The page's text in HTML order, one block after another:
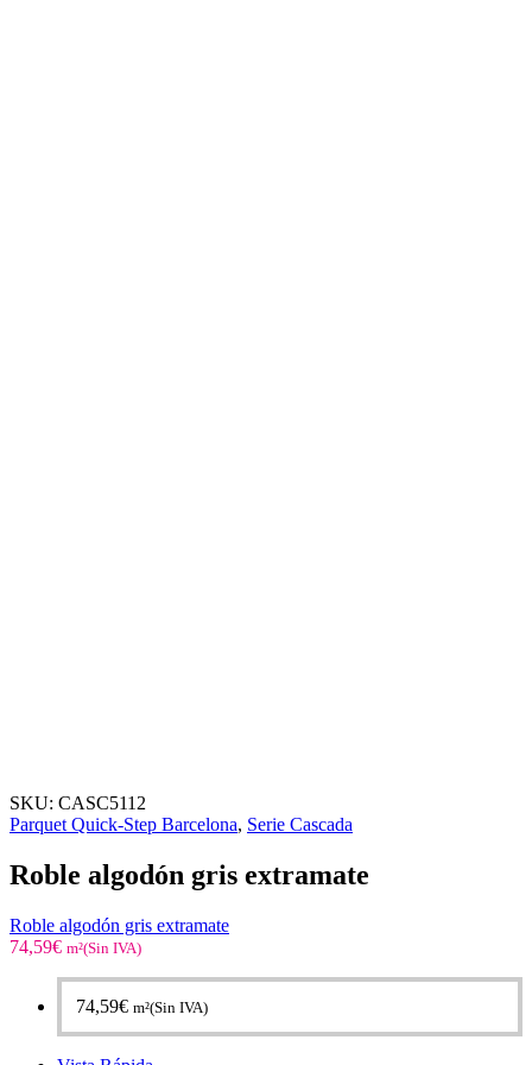
SKU: CASC5112
Parquet Quick-Step Barcelona, Serie Cascada
Roble algodón gris extramate
Roble algodón gris extramate
74,59€ m²(Sin IVA)
74,59€ m²(Sin IVA)